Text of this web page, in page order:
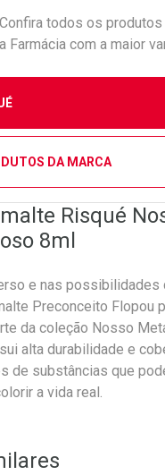
Confira todos os produtos
a Farmácia com a maior
DA MARCA
Risqué
8ml
e nas
Preconceito Flopou
da coleção Nosso
alta durabilidade e
de substâncias que
a vida real.